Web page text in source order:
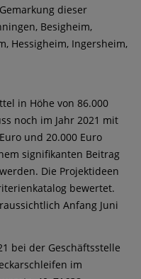
dieser
Besigheim,
Hessigheim, Ingersheim,
in Höhe von 86.000
noch im Jahr 2021 mit
und 20.000 Euro
signifikanten Beitrag
Die Projektideen
bewertet.
Anfang Juni
bei der Geschäftsstelle
im